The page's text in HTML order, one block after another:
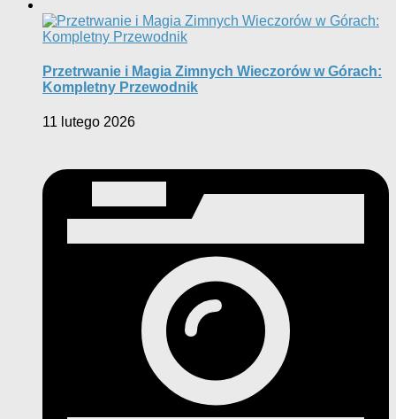
Przetrwanie i Magia Zimnych Wieczorów w Górach:
Kompletny Przewodnik
11 lutego 2026